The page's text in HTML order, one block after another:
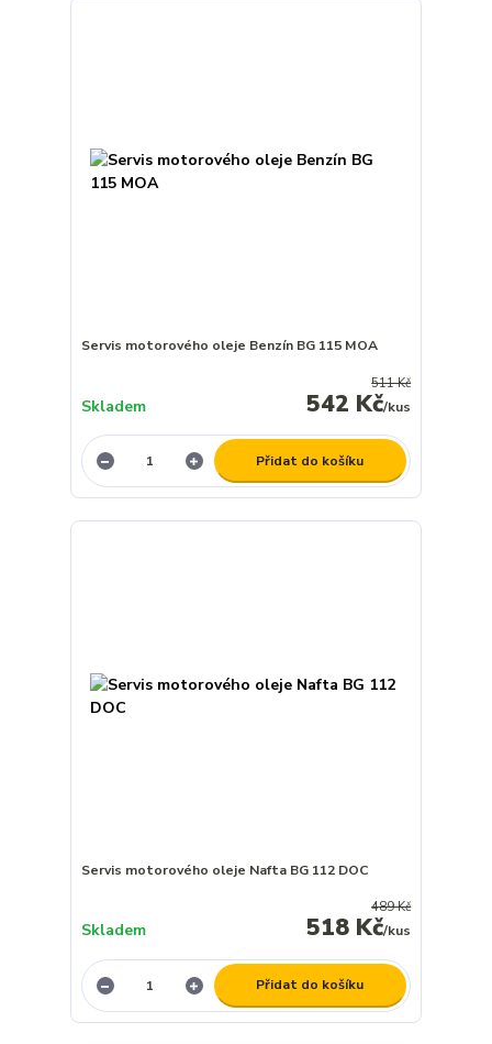
Servis motorového oleje Benzín BG 115 MOA
511 Kč
542 Kč/kus
Skladem
Přidat do košíku
Servis motorového oleje Nafta BG 112 DOC
489 Kč
518 Kč/kus
Skladem
Přidat do košíku